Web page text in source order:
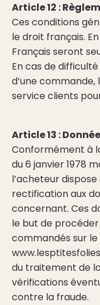
Article 12 :
Ces conditions
le droit français.
Français seront
En cas de
d’une commande,
service clients
Article 13 :
Conformément à
du 6 janvier 1978
l’acheteur
rectification aux
concernant. Ces
le but de
commandés sur
du traitement de
vérifications
contre la fraude.